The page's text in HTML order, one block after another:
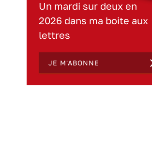
Un mardi sur deux en
2026 dans ma boite aux
lettres
JE M'ABONNE